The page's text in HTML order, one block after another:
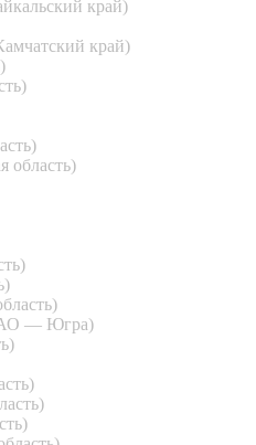
край)
край)
область)
АО — Югра)